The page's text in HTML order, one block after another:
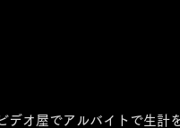
オ屋でアルバイトで生計